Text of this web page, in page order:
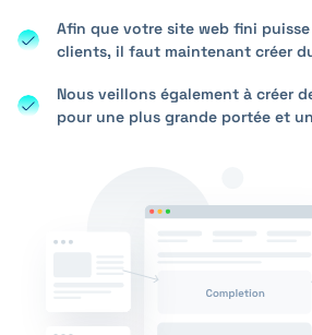
Afin que votre site web fini
clients, il faut maintenant créer
Nous veillons également à créer
pour une plus grande portée et